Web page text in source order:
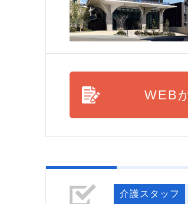
WEB
介護スタッフ